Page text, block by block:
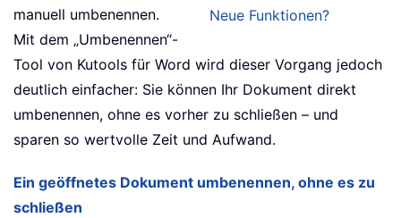
Neue Funktionen?
manuell umbenennen.
Mit dem „Umbenennen“-
Tool von Kutools für Word wird dieser Vorgang jedoch
deutlich einfacher: Sie können Ihr Dokument direkt
umbenennen, ohne es vorher zu schließen – und
sparen so wertvolle Zeit und Aufwand.
Ein geöffnetes Dokument umbenennen, ohne es zu
schließen